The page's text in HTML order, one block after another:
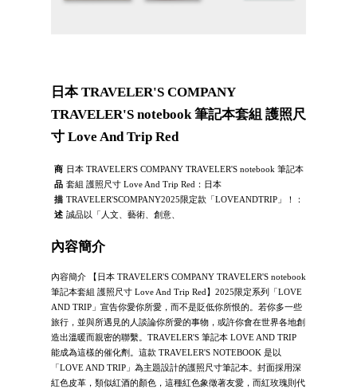
日本 TRAVELER'S COMPANY
TRAVELER'S notebook 筆記本套組 護照尺
寸 Love And Trip Red
商
品
描
述
日本 TRAVELER'S COMPANY TRAVELER'S notebook 筆記本
套組 護照尺寸 Love And Trip Red：日本
TRAVELER'SCOMPANY2025限定款「LOVEANDTRIP」！：
誠品以「人文、藝術、創意、
內容簡介
內容簡介 【日本 TRAVELER'S COMPANY TRAVELER'S notebook
筆記本套組 護照尺寸 Love And Trip Red】2025限定系列「LOVE
AND TRIP」宣告你愛你所愛，而不是貶低你所恨的。若你多一些
旅行，並與所遇見的人談論你所愛的事物，或許你會在世界各地創
造出溫暖而親密的聯繫。TRAVELER'S 筆記本 LOVE AND TRIP
能成為這樣的催化劑。這款 TRAVELER'S NOTEBOOK 是以
「LOVE AND TRIP」為主題設計的護照尺寸筆記本。封面採用深
紅色皮革，類似紅酒的顏色，這種紅色象徵著友愛，而紅玫瑰則代